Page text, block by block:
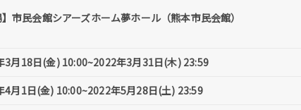
】市民会館シアーズホーム夢ホール（熊本市民会館）
3月18日(金) 10:00~2022年3月31日(木) 23:59
4月1日(金) 10:00~2022年5月28日(土) 23:59